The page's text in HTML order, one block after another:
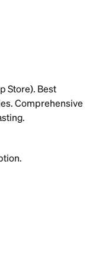
Store). Best
Comprehensive